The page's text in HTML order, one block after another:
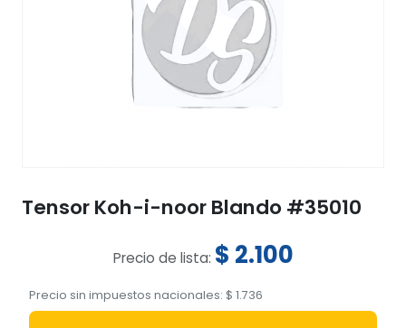
Tensor Koh-i-noor Blando #35010
Precio de lista: $ 2.100
Precio sin impuestos nacionales: $ 1.736